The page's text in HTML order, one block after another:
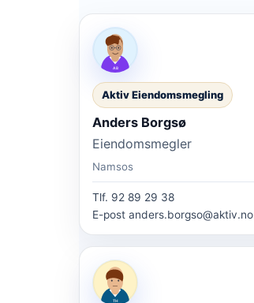
Aktiv Eiendomsmegling
Anders Borgsø
Eiendomsmegler
Namsos
Tlf. 92 89 29 38
E-post anders.borgso@aktiv.no